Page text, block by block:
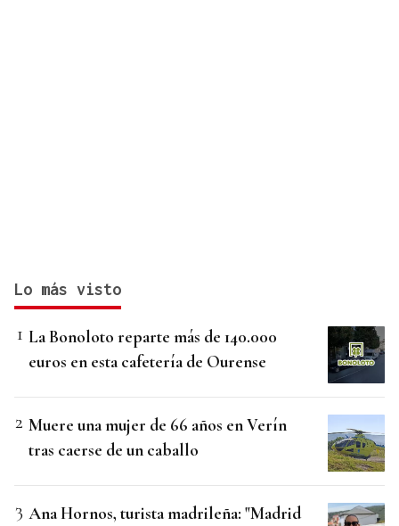
Lo más visto
La Bonoloto reparte más de 140.000
euros en esta cafetería de Ourense
Muere una mujer de 66 años en Verín
tras caerse de un caballo
Ana Hornos, turista madrileña: "Madrid